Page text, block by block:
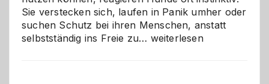
Sie verstecken sich, laufen in Panik umher oder
suchen Schutz bei ihren Menschen, anstatt
selbstständig ins Freie zu… Wenn
weiterlesen